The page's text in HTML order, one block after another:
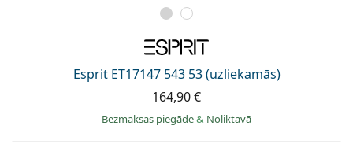
Esprit ET17147 543 53 (uzliekamās)
164,90 €
Bezmaksas piegāde& Noliktavā